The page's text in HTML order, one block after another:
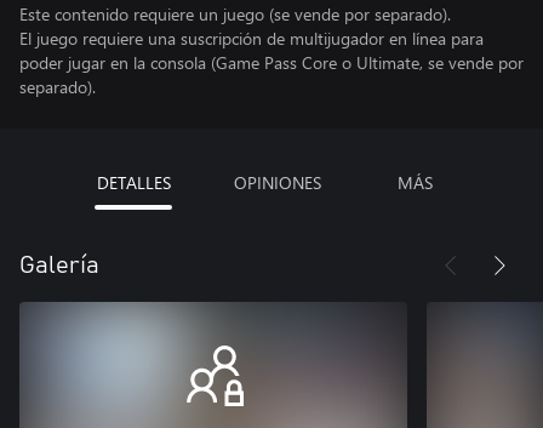
Este contenido requiere un juego (se vende por separado).
El juego requiere una suscripción de multijugador en línea para
poder jugar en la consola (Game Pass Core o Ultimate, se vende por
separado).
DETALLES OPINIONES MÁS
Galería